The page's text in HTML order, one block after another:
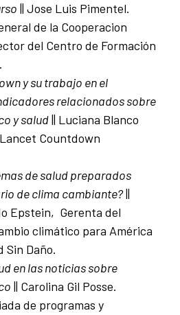
|| Jose Luis Pimentel.
de la Cooperacion
del Centro de Formación
y su trabajo en el
relacionados sobre
y salud|| Luciana Blanco
Countdown
de salud preparados
de clima cambiante?||
Epstein, Gerenta del
climático para América
Sin Daño.
en las noticias sobre
|| Carolina Gil Posse.
de programas y